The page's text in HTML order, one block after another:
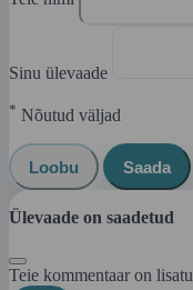
Sinu ülevaade
* Nõutud väljad
Loobu Saada
Ülevaade on saadetud
Teie kommentaar on